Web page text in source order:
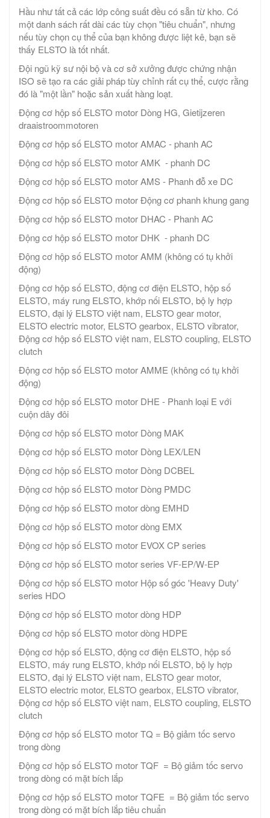
Hầu như tất cả các lớp công suất đều có sẵn từ kho. Có
một danh sách rất dài các tùy chọn "tiêu chuẩn", nhưng
nếu tùy chọn cụ thể của bạn không được liệt kê, bạn sẽ
thấy ELSTO là tốt nhất.
Đội ngũ kỹ sư nội bộ và cơ sở xưởng được chứng nhận
ISO sẽ tạo ra các giải pháp tùy chỉnh rất cụ thể, cược rằng
đó là "một lần" hoặc sản xuất hàng loạt.
Động cơ hộp số ELSTO motor Dòng HG, Gietijzeren
draaistroommotoren
Động cơ hộp số ELSTO motor AMAC - phanh AC
Động cơ hộp số ELSTO motor AMK - phanh DC
Động cơ hộp số ELSTO motor AMS - Phanh đỗ xe DC
Động cơ hộp số ELSTO motor Động cơ phanh khung gang
Động cơ hộp số ELSTO motor DHAC - Phanh AC
Động cơ hộp số ELSTO motor DHK - phanh DC
Động cơ hộp số ELSTO motor AMM (không có tụ khởi
động)
Động cơ hộp số ELSTO, động cơ điện ELSTO, hộp số
ELSTO, máy rung ELSTO, khớp nối ELSTO, bộ ly hợp
ELSTO, đại lý ELSTO việt nam, ELSTO gear motor,
ELSTO electric motor, ELSTO gearbox, ELSTO vibrator,
Động cơ hộp số ELSTO việt nam, ELSTO coupling, ELSTO
clutch
Động cơ hộp số ELSTO motor AMME (không có tụ khởi
động)
Động cơ hộp số ELSTO motor DHE - Phanh loại E với
cuộn dây đôi
Động cơ hộp số ELSTO motor Dòng MAK
Động cơ hộp số ELSTO motor Dòng LEX/LEN
Động cơ hộp số ELSTO motor Dòng DCBEL
Động cơ hộp số ELSTO motor Dòng PMDC
Động cơ hộp số ELSTO motor dòng EMHD
Động cơ hộp số ELSTO motor dòng EMX
Động cơ hộp số ELSTO motor EVOX CP series
Động cơ hộp số ELSTO motor series VF-EP/W-EP
Động cơ hộp số ELSTO motor Hộp số góc 'Heavy Duty'
series HDO
Động cơ hộp số ELSTO motor dòng HDP
Động cơ hộp số ELSTO motor dòng HDPE
Động cơ hộp số ELSTO, động cơ điện ELSTO, hộp số
ELSTO, máy rung ELSTO, khớp nối ELSTO, bộ ly hợp
ELSTO, đại lý ELSTO việt nam, ELSTO gear motor,
ELSTO electric motor, ELSTO gearbox, ELSTO vibrator,
Động cơ hộp số ELSTO việt nam, ELSTO coupling, ELSTO
clutch
Động cơ hộp số ELSTO motor TQ = Bộ giảm tốc servo
trong dòng
Động cơ hộp số ELSTO motor TQF = Bộ giảm tốc servo
trong dòng có mặt bích lắp
Động cơ hộp số ELSTO motor TQFE = Bộ giảm tốc servo
trong dòng có mặt bích lắp tiêu chuẩn